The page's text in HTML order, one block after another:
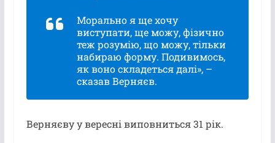
Морально я ще хочу
виступати, ще можу, фізично
теж розумію, що можу, тільки
набираю форму. Подивимось,
як воно складеться далі», –
сказав Верняєв.
Верняєву у вересні виповниться 31 рік.